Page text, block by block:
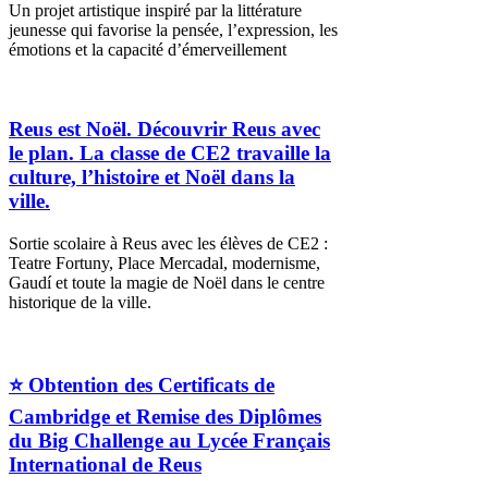
Un projet artistique inspiré par la littérature
jeunesse qui favorise la pensée, l’expression, les
émotions et la capacité d’émerveillement
Reus est Noël. Découvrir Reus avec
le plan. La classe de CE2 travaille la
culture, l’histoire et Noël dans la
ville.
Sortie scolaire à Reus avec les élèves de CE2 :
Teatre Fortuny, Place Mercadal, modernisme,
Gaudí et toute la magie de Noël dans le centre
historique de la ville.
⭐ Obtention des Certificats de
Cambridge et Remise des Diplômes
du Big Challenge au Lycée Français
International de Reus